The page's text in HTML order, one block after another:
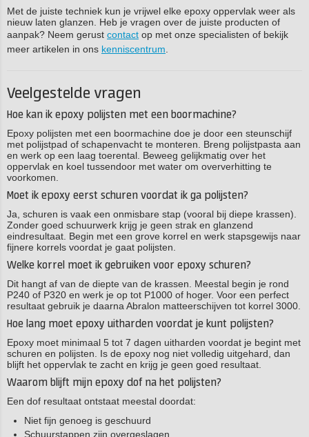
Met de juiste techniek kun je vrijwel elke epoxy oppervlak weer als
nieuw laten glanzen. Heb je vragen over de juiste producten of
aanpak? Neem gerust contact op met onze specialisten of bekijk
meer artikelen in ons kenniscentrum.
Veelgestelde vragen
Hoe kan ik epoxy polijsten met een boormachine?
Epoxy polijsten met een boormachine doe je door een steunschijf
met polijstpad of schapenvacht te monteren. Breng polijstpasta aan
en werk op een laag toerental. Beweeg gelijkmatig over het
oppervlak en koel tussendoor met water om oververhitting te
voorkomen.
Moet ik epoxy eerst schuren voordat ik ga polijsten?
Ja, schuren is vaak een onmisbare stap (vooral bij diepe krassen).
Zonder goed schuurwerk krijg je geen strak en glanzend
eindresultaat. Begin met een grove korrel en werk stapsgewijs naar
fijnere korrels voordat je gaat polijsten.
Welke korrel moet ik gebruiken voor epoxy schuren?
Dit hangt af van de diepte van de krassen. Meestal begin je rond
P240 of P320 en werk je op tot P1000 of hoger. Voor een perfect
resultaat gebruik je daarna Abralon matteerschijven tot korrel 3000.
Hoe lang moet epoxy uitharden voordat je kunt polijsten?
Epoxy moet minimaal 5 tot 7 dagen uitharden voordat je begint met
schuren en polijsten. Is de epoxy nog niet volledig uitgehard, dan
blijft het oppervlak te zacht en krijg je geen goed resultaat.
Waarom blijft mijn epoxy dof na het polijsten?
Een dof resultaat ontstaat meestal doordat:
Niet fijn genoeg is geschuurd
Schuurstappen zijn overgeslagen